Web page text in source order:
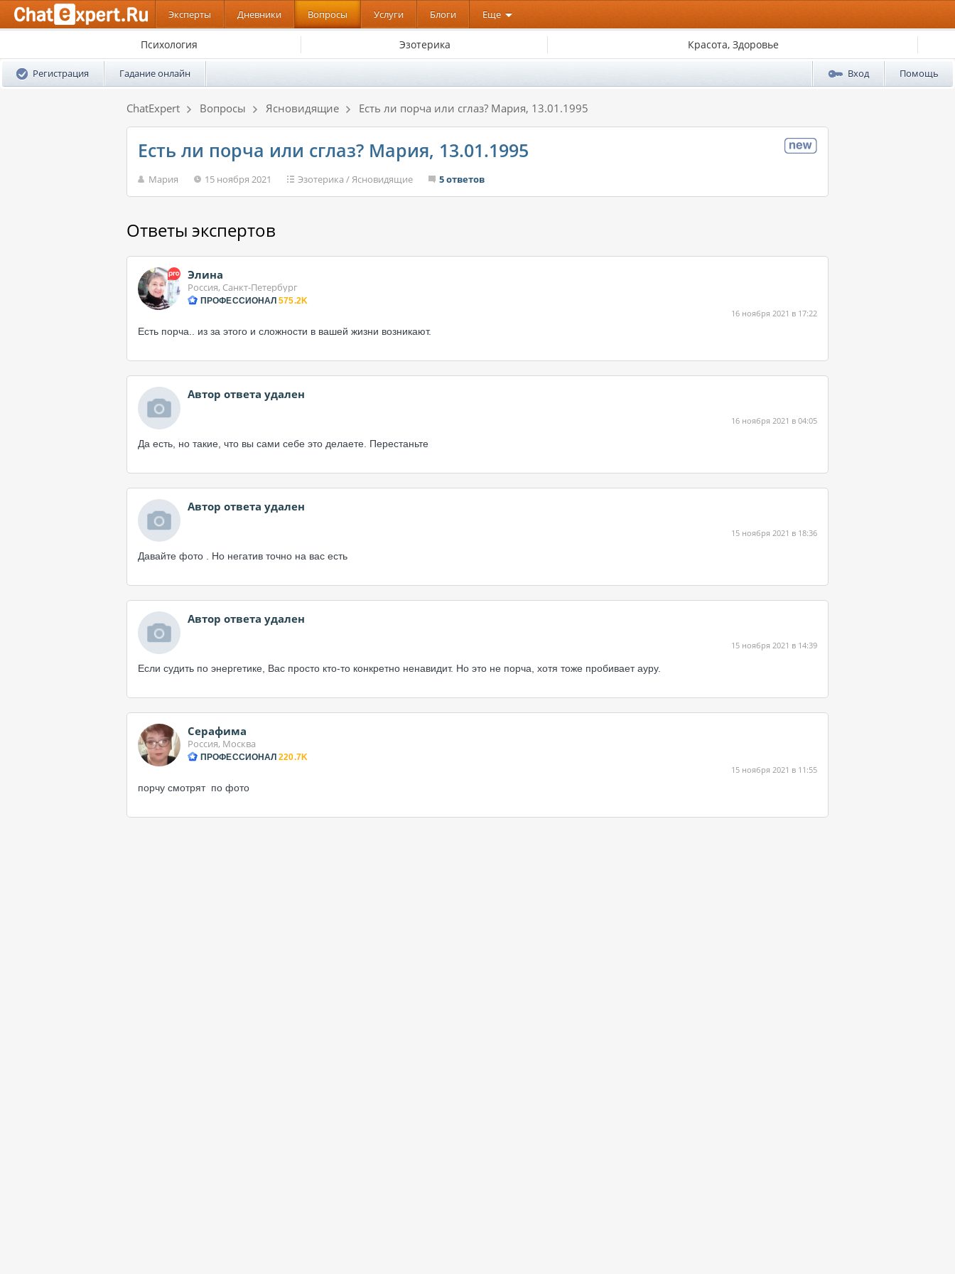
Эксперты Дневники Вопросы Услуги Блоги Еще
Психология Эзотерика Красота, Здоровье
Регистрация Гадание онлайн Вход Помощь
ChatExpert Вопросы Ясновидящие Есть ли порча или сглаз? Мария, 13.01.1995
Есть ли порча или сглаз? Мария, 13.01.1995
Мария 15 ноября 2021 Эзотерика /Ясновидящие 5 ответов
Ответы экспертов
Элина
Россия, Санкт-Петербург
ПРОФЕССИОНАЛ 575.2K
16 ноября 2021 в 17:22
Есть порча.. из за этого и сложности в вашей жизни возникают.
Автор ответа удален
16 ноября 2021 в 04:05
Да есть, но такие, что вы сами себе это делаете. Перестаньте
Автор ответа удален
15 ноября 2021 в 18:36
Давайте фото . Но негатив точно на вас есть
Автор ответа удален
15 ноября 2021 в 14:39
Если судить по энергетике, Вас просто кто-то конкретно ненавидит. Но это не порча, хотя тоже пробивает ауру.
Серафима
Россия, Москва
ПРОФЕССИОНАЛ 220.7K
15 ноября 2021 в 11:55
порчу смотрят по фото